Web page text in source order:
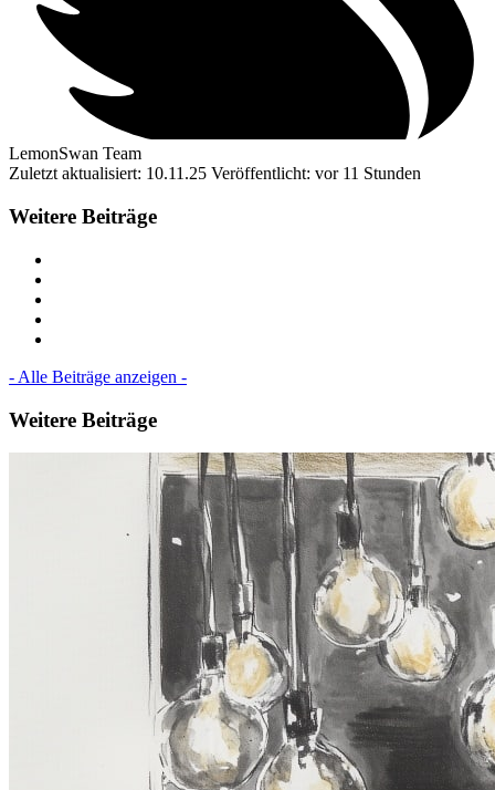
LemonSwan Team
Zuletzt aktualisiert: 10.11.25 Veröffentlicht: vor 11 Stunden
Weitere Beiträge
- Alle Beiträge anzeigen -
Weitere Beiträge